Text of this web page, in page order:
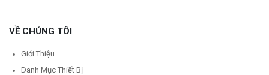
VỀ CHÚNG TÔI
Giới Thiệu
Danh Mục Thiết Bị